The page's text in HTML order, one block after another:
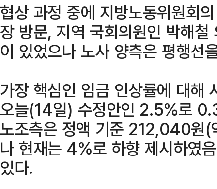
협상 과정 중에 지방노동위원회
장 방문, 지역 국회의원인 박해
이 있었으나 노사 양측은 평행선
가장 핵심인 임금 인상률에 대해
오늘(14일) 수정안인 2.5%로
노조측은 정액 기준 212,040원(
나 현재는 4%로 하향 제시하였
있다.